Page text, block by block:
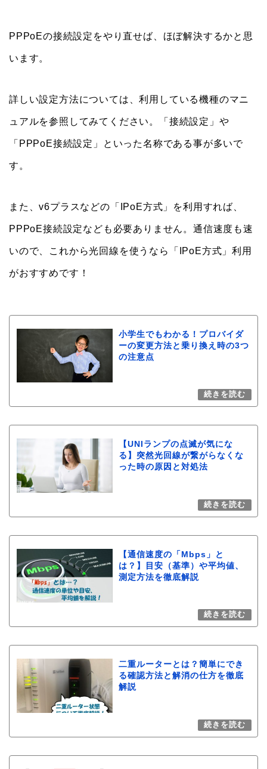
PPPoEの接続設定をやり直せば、ほぼ解決するかと思
います。
詳しい設定方法については、利用している機種のマニ
ュアルを参照してみてください。「接続設定」や
「PPPoE接続設定」といった名称である事が多いで
す。
また、v6プラスなどの「IPoE方式」を利用すれば、
PPPoE接続設定なども必要ありません。通信速度も速
いので、これから光回線を使うなら「IPoE方式」利用
がおすすめです！
小学生でもわかる！プロバイダ
ーの変更方法と乗り換え時の3つ
の注意点
【UNIランプの点滅が気にな
る】突然光回線が繋がらなくな
った時の原因と対処法
【通信速度の「Mbps」と
は？】目安（基準）や平均値、
測定方法を徹底解説
二重ルーターとは？簡単にでき
る確認方法と解消の仕方を徹底
解説